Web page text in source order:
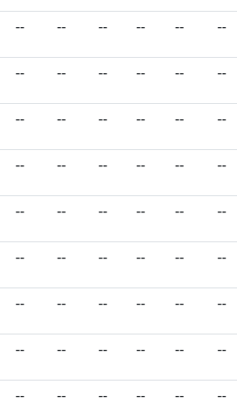
-- -- -- -- -- --
-- -- -- -- -- --
-- -- -- -- -- --
-- -- -- -- -- --
-- -- -- -- -- --
-- -- -- -- -- --
-- -- -- -- -- --
-- -- -- -- -- --
-- -- -- -- -- --